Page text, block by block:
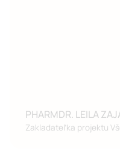
PHARMDR. LEILA
Zakladateľka projektu